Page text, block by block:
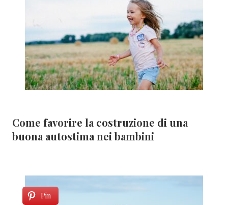
Come favorire la costruzione di una
buona autostima nei bambini
Pin